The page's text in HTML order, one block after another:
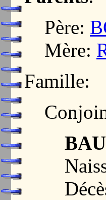
Père:
Mère:
Famille: